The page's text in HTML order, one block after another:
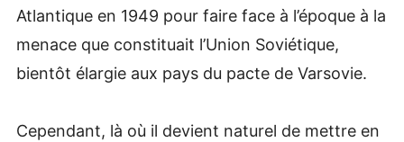
Atlantique en 1949 pour faire face à l’époque à la
menace que constituait l’Union Soviétique,
bientôt élargie aux pays du pacte de Varsovie.
Cependant, là où il devient naturel de mettre en